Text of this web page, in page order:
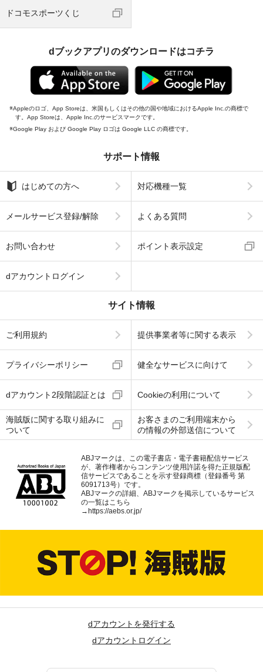
ドコモスポーツくじ
dブックアプリのダウンロードはコチラ
Appleのロゴ、App Storeは、米国もしくはその他の国や地域におけるApple Inc.の商標で
す。App Storeは、Apple Inc.のサービスマークです。
Google Play および Google Play ロゴは Google LLC の商標です。
サポート情報
はじめての方へ 対応機種一覧
メールサービス登録/解除 よくある質問
お問い合わせ ポイント表示設定
dアカウントログイン
サイト情報
ご利用規約 提供事業者等に関する表示
プライバシーポリシー 健全なサービスに向けて
dアカウント2段階認証とは Cookieの利用について
海賊版に関する取り組みに
ついて
お客さまのご利用端末から
の情報の外部送信について
ABJマークは、この電子書店・電子書籍配信サービス
が、著作権者からコンテンツ使用許諾を得た正規版配
信サービスであることを示す登録商標（登録番号 第
6091713号）です。
ABJマークの詳細、ABJマークを掲示しているサービス
の一覧はこちら
→ https://aebs.or.jp/
dアカウントを発行する
dアカウントログイン